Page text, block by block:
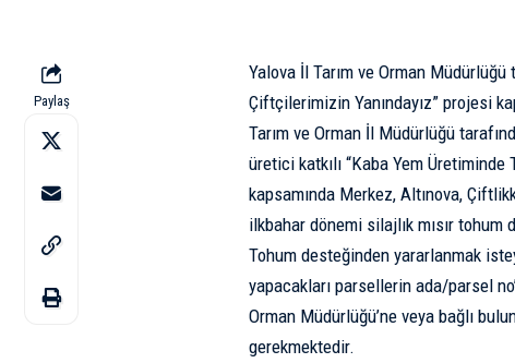
Paylaş
Yalova İl Tarım ve Orman
Çiftçilerimizin Yanındayız” projesi
Tarım ve Orman İl Müdürlüğü
üretici katkılı “Kaba Yem
kapsamında Merkez, Altınova,
ilkbahar dönemi silajlık mısır tohum
Tohum desteğinden yararlanmak
yapacakları parsellerin ada/parsel
Orman Müdürlüğü’ne veya bağlı
gerekmektedir.